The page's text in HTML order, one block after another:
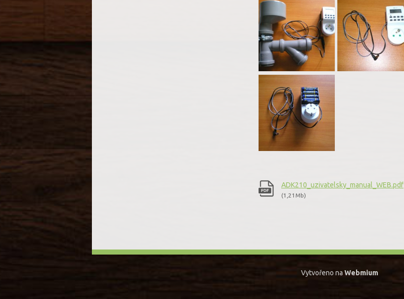
ADK210_uzivatelsky_manual_WEB.pdf
(1,21Mb)
Vytvořeno na Webmium